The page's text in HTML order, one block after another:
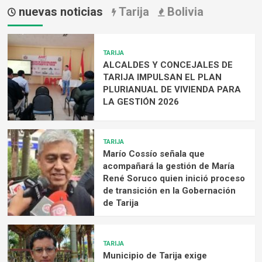
nuevas noticias Tarija Bolivia
TARIJA
ALCALDES Y CONCEJALES DE
TARIJA IMPULSAN EL PLAN
PLURIANUAL DE VIVIENDA PARA
LA GESTIÓN 2026
TARIJA
Marío Cossío señala que
acompañará la gestión de María
René Soruco quien inició proceso
de transición en la Gobernación
de Tarija
TARIJA
Municipio de Tarija exige